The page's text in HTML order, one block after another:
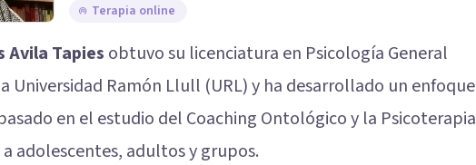
Terapia online
Avila Tapies obtuvo su licenciatura en Psicología General
Universidad Ramón Llull (URL) y ha desarrollado un enfoque
en el estudio del Coaching Ontológico y la Psicoterapia
a adolescentes, adultos y grupos.